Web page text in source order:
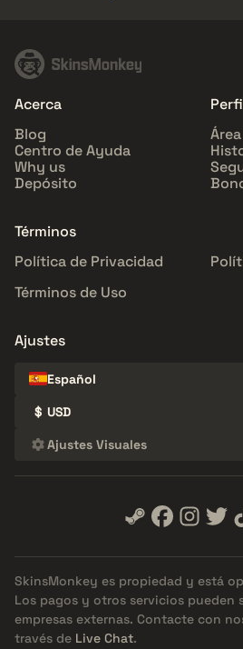
Acerca
Blog
Centro de Ayuda
Why us
Depósito
Términos
Política de Privacidad
Términos de Uso
Ajustes
Español
$ USD
Ajustes Visuales
SkinsMonkey es propiedad y está
Los pagos y otros servicios pueden
empresas externas. Contacte con
través de Live Chat.